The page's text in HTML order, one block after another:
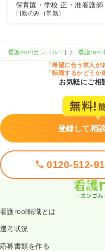
保育園・学校正・准看護師
日勤のみ（常勤）
看護roo![カンゴルー] 看護roo!
「希望に合う求人が
「転職するかどうか
お気軽にご相
登録して相
0120-512-
看護roo!転職とは
選考状況
応募書類を作る